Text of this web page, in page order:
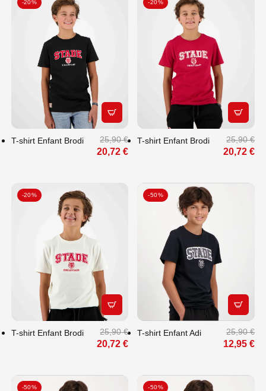
APERÇU RAPIDE
-20%
T-shirt Enfant Brodi 25,90 €
20,72 €
-20%
T-shirt Enfant Brodi 25,90 €
20,72 €
APERÇU RAPIDE
-20%
T-shirt Enfant Brodi 25,90 €
20,72 €
-50%
T-shirt Enfant Adi 25,90 €
12,95 €
-50% -50%